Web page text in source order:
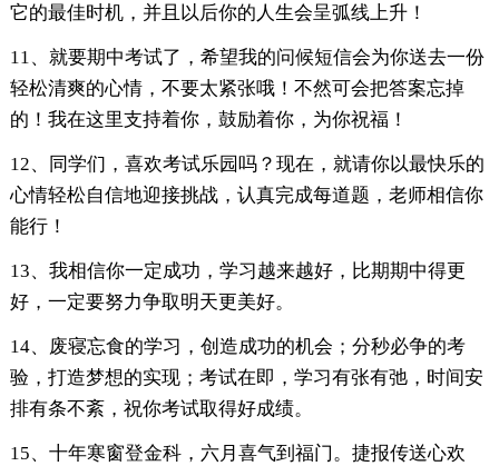
它的最佳时机，并且以后你的人生会呈弧线上升！
11、就要期中考试了，希望我的问候短信会为你送去一份
轻松清爽的心情，不要太紧张哦！不然可会把答案忘掉
的！我在这里支持着你，鼓励着你，为你祝福！
12、同学们，喜欢考试乐园吗？现在，就请你以最快乐的
心情轻松自信地迎接挑战，认真完成每道题，老师相信你
能行！
13、我相信你一定成功，学习越来越好，比期期中得更
好，一定要努力争取明天更美好。
14、废寝忘食的学习，创造成功的机会；分秒必争的考
验，打造梦想的实现；考试在即，学习有张有弛，时间安
排有条不紊，祝你考试取得好成绩。
15、十年寒窗登金科，六月喜气到福门。捷报传送心欢